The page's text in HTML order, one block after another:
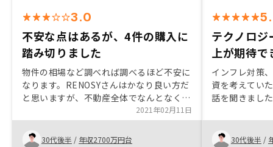
3.0
不安な点はあるが、4件の購入に
踏み切りました
物件の相場など調べれば調べるほど不安に
なります。RENOSYさんはかなり良い方だ
と思いますが、不動産全体でなんとなく透
明性が高くない印象があります。2021年02月11日
30代後半 / 年収2700万円台
テクノロジ
上が期待で
インフレ対策
資を考えてい
話を聞きまし
だと思えまし
い駅でかつ駅
30代後半 /